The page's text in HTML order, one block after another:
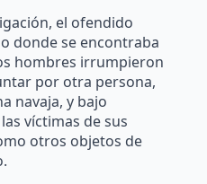
el ofendido
donde se encontraba
hombres irrumpieron
por otra persona,
navaja, y bajo
víctimas de sus
otros objetos de